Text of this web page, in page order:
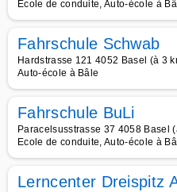
Ecole de conduite, Auto-école à
Fahrschule Schwab
Hardstrasse 121 4052 Basel (à 3
Auto-école à Bâle
Fahrschule BuLi
Paracelsusstrasse 37 4058 Basel
Ecole de conduite, Auto-école à
Lerncenter Dreispitz